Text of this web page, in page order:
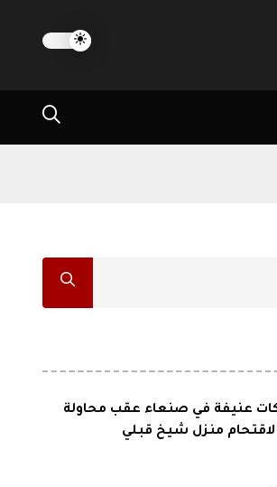
عنيفة في صنعاء عقب محاولة
لاقتحام منزل شيخ قبلي